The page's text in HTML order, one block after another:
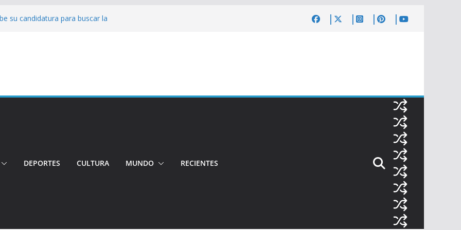
su candidatura para buscar la
Investigan crimen de un hombre en el
e incidentes marcaron la
DEPORTES CULTURA MUNDO RECIENTES